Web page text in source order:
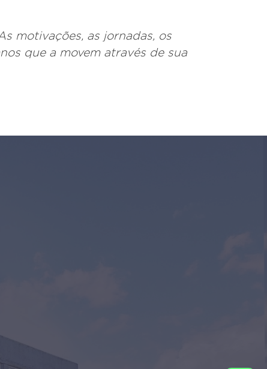
motivações, as jornadas, os
que a movem através de sua